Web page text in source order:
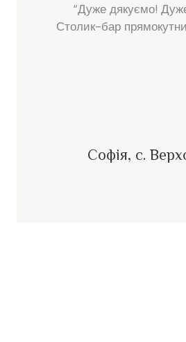
“Дуже дякуємо!
Столик-бар
Софія, с.